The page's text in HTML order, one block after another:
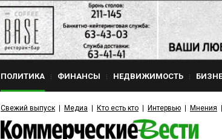
ПОЛИТИКА ФИНАНСЫ НЕДВИЖИМОСТЬ
Свежий выпуск Медиа Кто есть кто Интервью Мнения